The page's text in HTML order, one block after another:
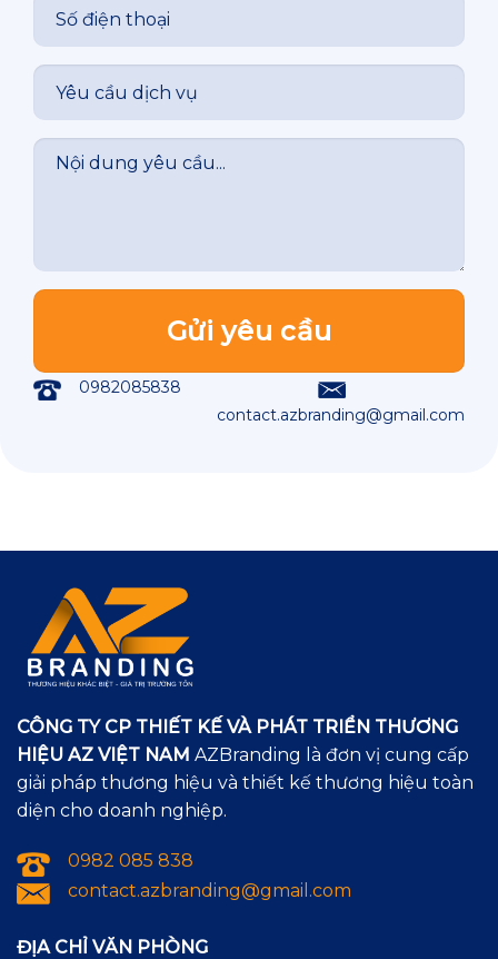
0982085838
contact.azbranding@gmail.com
CÔNG TY CP THIẾT KẾ VÀ PHÁT TRIỂN THƯƠNG
HIỆU AZ VIỆT NAM AZBranding là đơn vị cung cấp
giải pháp thương hiệu và thiết kế thương hiệu toàn
diện cho doanh nghiệp.
0982 085 838
contact.azbranding@gmail.com
ĐỊA CHỈ VĂN PHÒNG